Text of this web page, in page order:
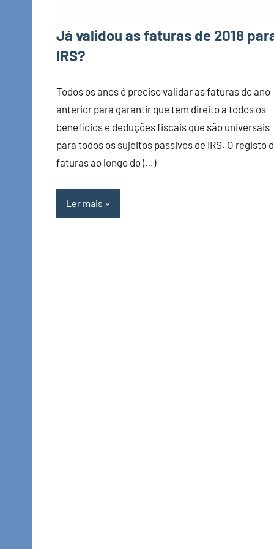
Já validou as faturas de 2018
IRS?
Todos os anos é preciso validar as faturas do ano
anterior para garantir que tem direito a todos os
benefícios e deduções fiscais que são universais
para todos os sujeitos passivos de IRS. O registo
faturas ao longo do (…)
Ler mais